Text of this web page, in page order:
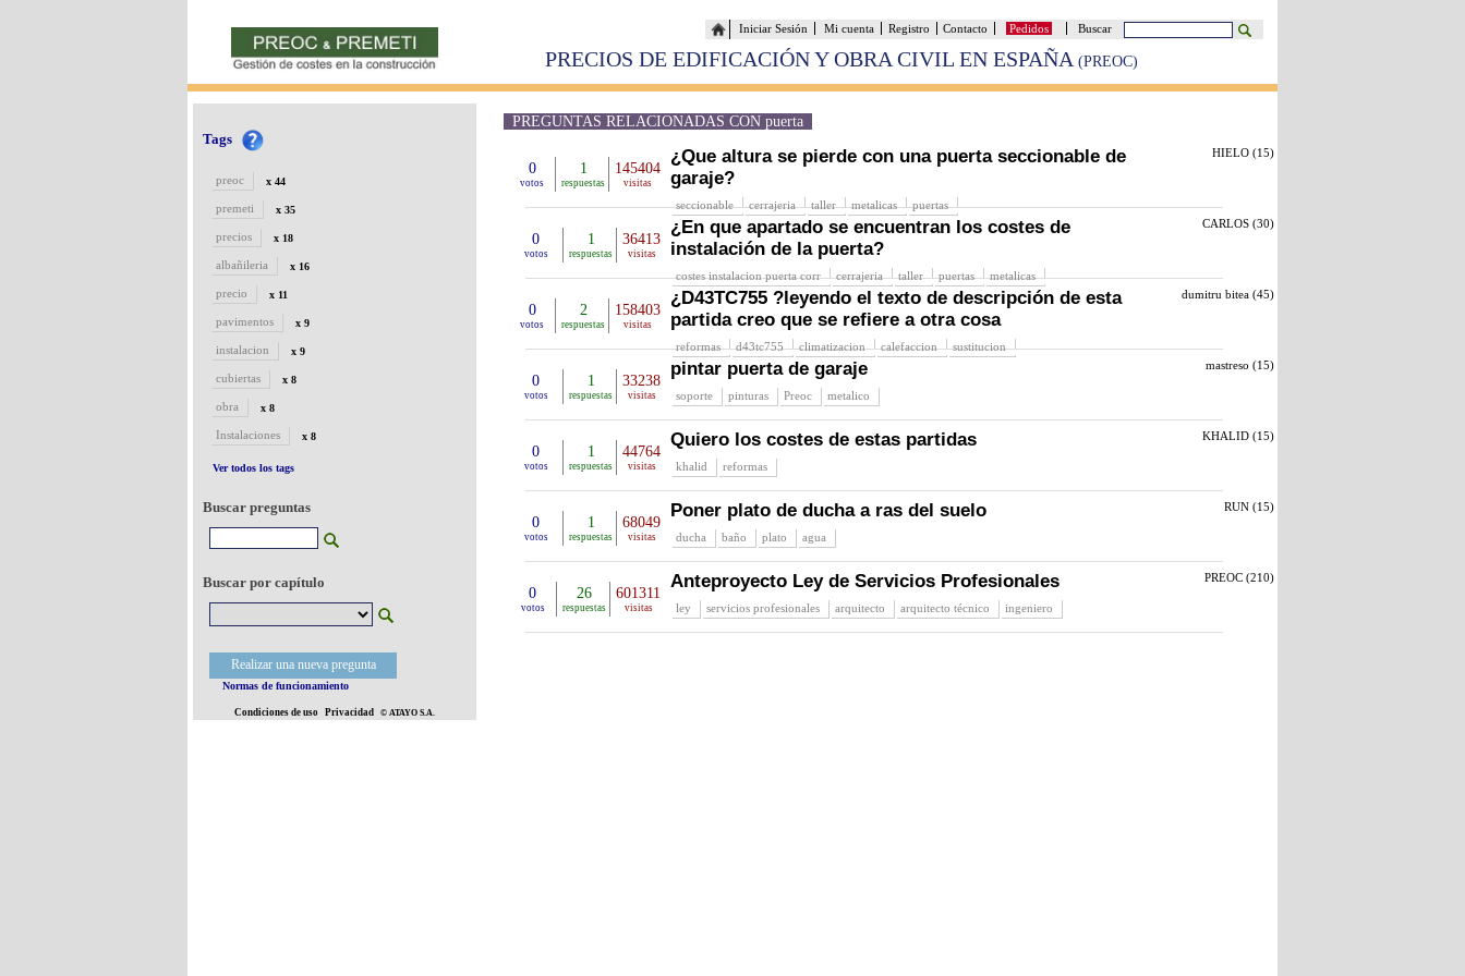
Buscar
Pedidos
Contacto
Registro
Mi cuenta
Iniciar Sesión
PRECIOS DE EDIFICACIÓN Y OBRA CIVIL EN ESPAÑA (PREOC)
Tags
preoc x 44
premeti x 35
precios x 18
albañileria x 16
precio x 11
pavimentos x 9
instalacion x 9
cubiertas x 8
obra x 8
Instalaciones x 8
Ver todos los tags
Buscar preguntas
Buscar por capítulo
Realizar una nueva pregunta
Normas de funcionamiento
Condiciones de uso Privacidad © ATAYO S.A.
PREGUNTAS RELACIONADAS CON puerta
0
votos
1
respuestas
145404
visitas
¿Que altura se pierde con una puerta seccionable de
garaje?
seccionable cerrajeria taller metalicas puertas
HIELO (15)
0
votos
1
respuestas
36413
visitas
¿En que apartado se encuentran los costes de
instalación de la puerta?
costes instalacion puerta corr cerrajeria taller puertas metalicas
CARLOS (30)
0
votos
2
respuestas
158403
visitas
¿D43TC755 ?leyendo el texto de descripción de esta
partida creo que se refiere a otra cosa
reformas d43tc755 climatizacion calefaccion sustitucion
dumitru bitea (45)
0
votos
1
respuestas
33238
visitas
pintar puerta de garaje
soporte pinturas Preoc metalico
mastreso (15)
0
votos
1
respuestas
44764
visitas
Quiero los costes de estas partidas
khalid reformas
KHALID (15)
0
votos
1
respuestas
68049
visitas
Poner plato de ducha a ras del suelo
ducha baño plato agua
RUN (15)
0
votos
26
respuestas
601311
visitas
Anteproyecto Ley de Servicios Profesionales
ley servicios profesionales arquitecto arquitecto técnico ingeniero
PREOC (210)